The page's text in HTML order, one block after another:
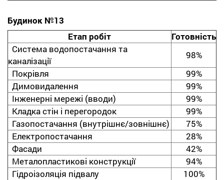
Будинок №13
Етап робіт
Готовність
Система водопостачання та
каналізації
98%
Покрівля
99%
Димовидалення
99%
Інженерні мережі (вводи)
99%
Кладка стін і перегородок
99%
Газопостачання (внутрішнє/зовнішнє)
75%
Електропостачання
28%
Фасади
42%
Металопластикові конструкції
94%
Гідроізоляція підвалу
100%